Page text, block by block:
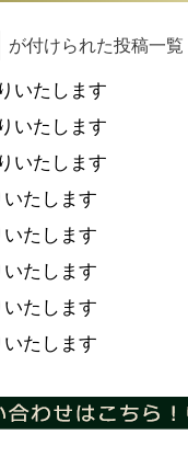
が付けられた投稿一覧
いたします
いたします
いたします
たします
たします
たします
たします
たします